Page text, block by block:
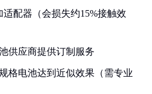
适配器（会损失约15%接触效
供应商提供订制服务
格电池达到近似效果（需专业